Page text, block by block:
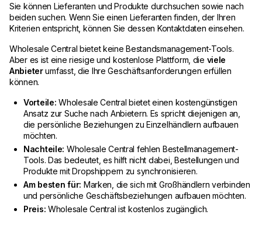
Sie können Lieferanten und Produkte durchsuchen sowie nach
beiden suchen. Wenn Sie einen Lieferanten finden, der Ihren
Kriterien entspricht, können Sie dessen Kontaktdaten einsehen.
Wholesale Central bietet keine Bestandsmanagement-Tools.
Aber es ist eine riesige und kostenlose Plattform, die viele
Anbieterumfasst, die Ihre Geschäftsanforderungen erfüllen
können.
Vorteile: Wholesale Central bietet einen kostengünstigen
Ansatz zur Suche nach Anbietern. Es spricht diejenigen an,
die persönliche Beziehungen zu Einzelhändlern aufbauen
möchten.
Nachteile: Wholesale Central fehlen Bestellmanagement-
Tools. Das bedeutet, es hilft nicht dabei, Bestellungen und
Produkte mit Dropshippern zu synchronisieren.
Am besten für: Marken, die sich mit Großhändlern verbinden
und persönliche Geschäftsbeziehungen aufbauen möchten.
Preis:Wholesale Central ist kostenlos zugänglich.